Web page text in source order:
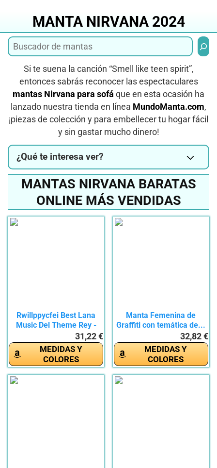
contenidoMANTA NIRVANA 2024
Si te suena la canción “Smell like teen spirit”,
entonces sabrás reconocer las espectaculares
mantas Nirvana para sofá que en esta ocasión ha
lanzado nuestra tienda en línea MundoManta.com,
¡piezas de colección y para embellecer tu hogar fácil
y sin gastar mucho dinero!
¿Qué te interesa ver?
MANTAS NIRVANA BARATAS
ONLINE MÁS VENDIDAS
Rwillppycfei Best Lana
Music Del Theme Rey -
31,22 €
MEDIDAS Y
COLORES
Manta Femenina de
Graffiti con temática de...
32,82 €
MEDIDAS Y
COLORES